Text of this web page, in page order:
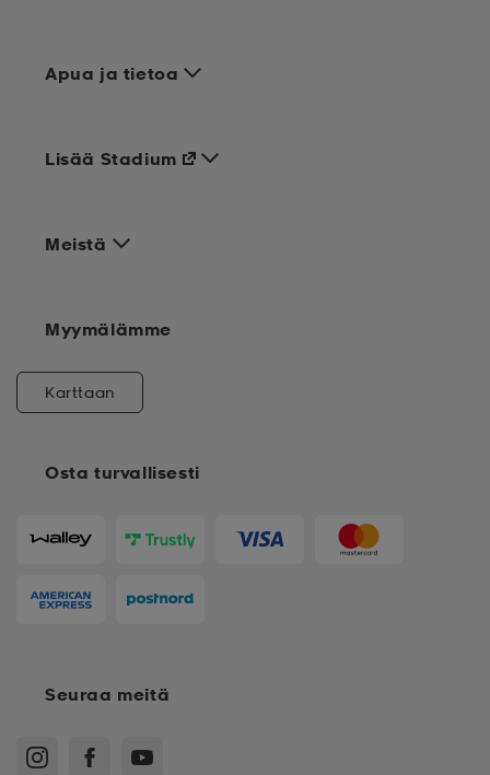
Apua ja tietoa
Meistä
Osta turvallisesti
Lisää Stadium
Myymälämme
Karttaan
Seuraa meitä